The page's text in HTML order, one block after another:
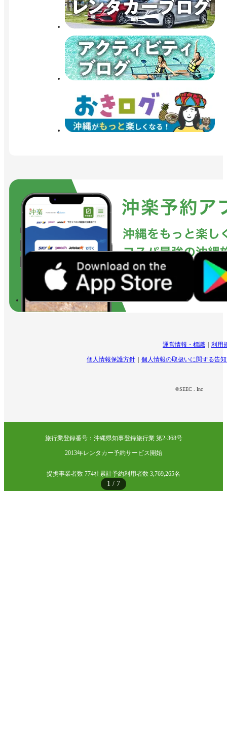
1 / 7
運営情報・標識 利用
個人情報保護方針 個人情報の取扱いに関する告
©SEEC . Inc
旅行業登録番号：沖縄県知事登録旅行業 第2-368号
2013年レンタカー予約サービス開始
提携事業者数 774社累計予約利用者数 3,769,265名